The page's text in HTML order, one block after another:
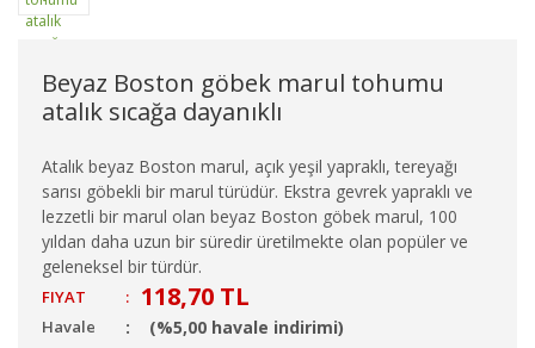
Beyaz Boston göbek marul tohumu
atalık sıcağa dayanıklı
Atalık beyaz Boston marul, açık yeşil yapraklı, tereyağı
sarısı göbekli bir marul türüdür. Ekstra gevrek yapraklı ve
lezzetli bir marul olan beyaz Boston göbek marul, 100
yıldan daha uzun bir süredir üretilmekte olan popüler ve
geleneksel bir türdür.
FIYAT : 118,70 TL
Havale (%5,00 havale indirimi)